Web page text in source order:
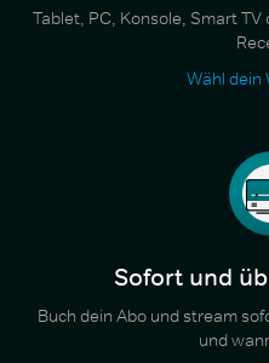
Tablet, PC, Konsole, Smart
Wähl dein
Sofort und
Buch dein Abo und stream
und